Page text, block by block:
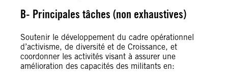
B- Principales tâches (non exhaustives)
Soutenir le développement du cadre opérationnel
d’activisme, de diversité et de Croissance, et
coordonner les activités visant à assurer une
amélioration des capacités des militants en: